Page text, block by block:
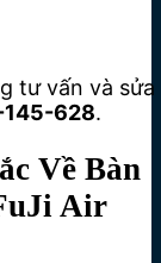
tư vấn và sửa
628.
Về Bàn
Air